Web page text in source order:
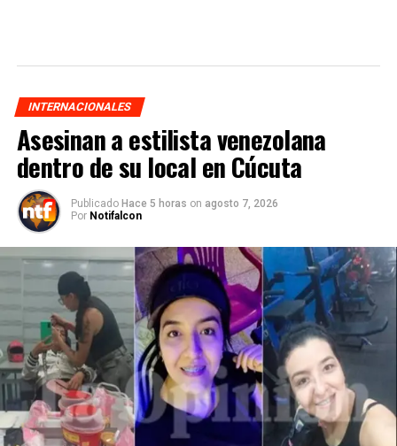
INTERNACIONALES
Asesinan a estilista venezolana
dentro de su local en Cúcuta
Publicado Hace 5 horas on agosto 7, 2026
Por Notifalcon